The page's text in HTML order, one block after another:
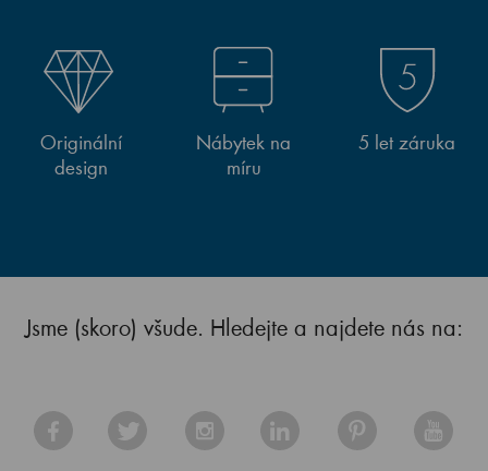
Originální
design
Nábytek na
míru
5 let záruka
Jsme (skoro) všude. Hledejte a najdete nás na: